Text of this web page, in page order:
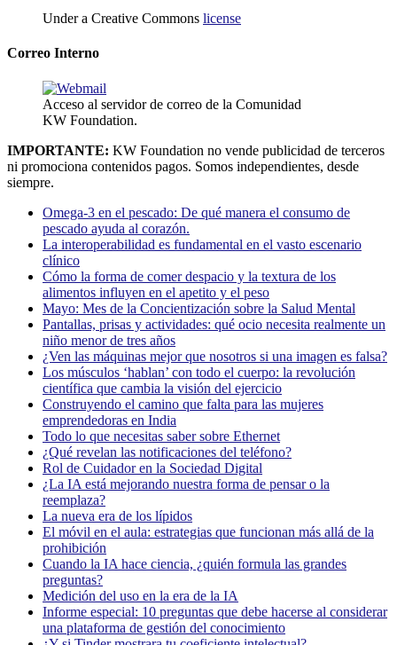
Under a Creative Commons license
Correo Interno
Acceso al servidor de correo de la Comunidad
KW Foundation.
IMPORTANTE: KW Foundation no vende publicidad de terceros
ni promociona contenidos pagos. Somos independientes, desde
siempre.
Omega-3 en el pescado: De qué manera el consumo de
pescado ayuda al corazón.
La interoperabilidad es fundamental en el vasto escenario
clínico
Cómo la forma de comer despacio y la textura de los
alimentos influyen en el apetito y el peso
Mayo: Mes de la Concientización sobre la Salud Mental
Pantallas, prisas y actividades: qué ocio necesita realmente un
niño menor de tres años
¿Ven las máquinas mejor que nosotros si una imagen es falsa?
Los músculos ‘hablan’ con todo el cuerpo: la revolución
científica que cambia la visión del ejercicio
Construyendo el camino que falta para las mujeres
emprendedoras en India
Todo lo que necesitas saber sobre Ethernet
¿Qué revelan las notificaciones del teléfono?
Rol de Cuidador en la Sociedad Digital
¿La IA está mejorando nuestra forma de pensar o la
reemplaza?
La nueva era de los lípidos
El móvil en el aula: estrategias que funcionan más allá de la
prohibición
Cuando la IA hace ciencia, ¿quién formula las grandes
preguntas?
Medición del uso en la era de la IA
Informe especial: 10 preguntas que debe hacerse al considerar
una plataforma de gestión del conocimiento